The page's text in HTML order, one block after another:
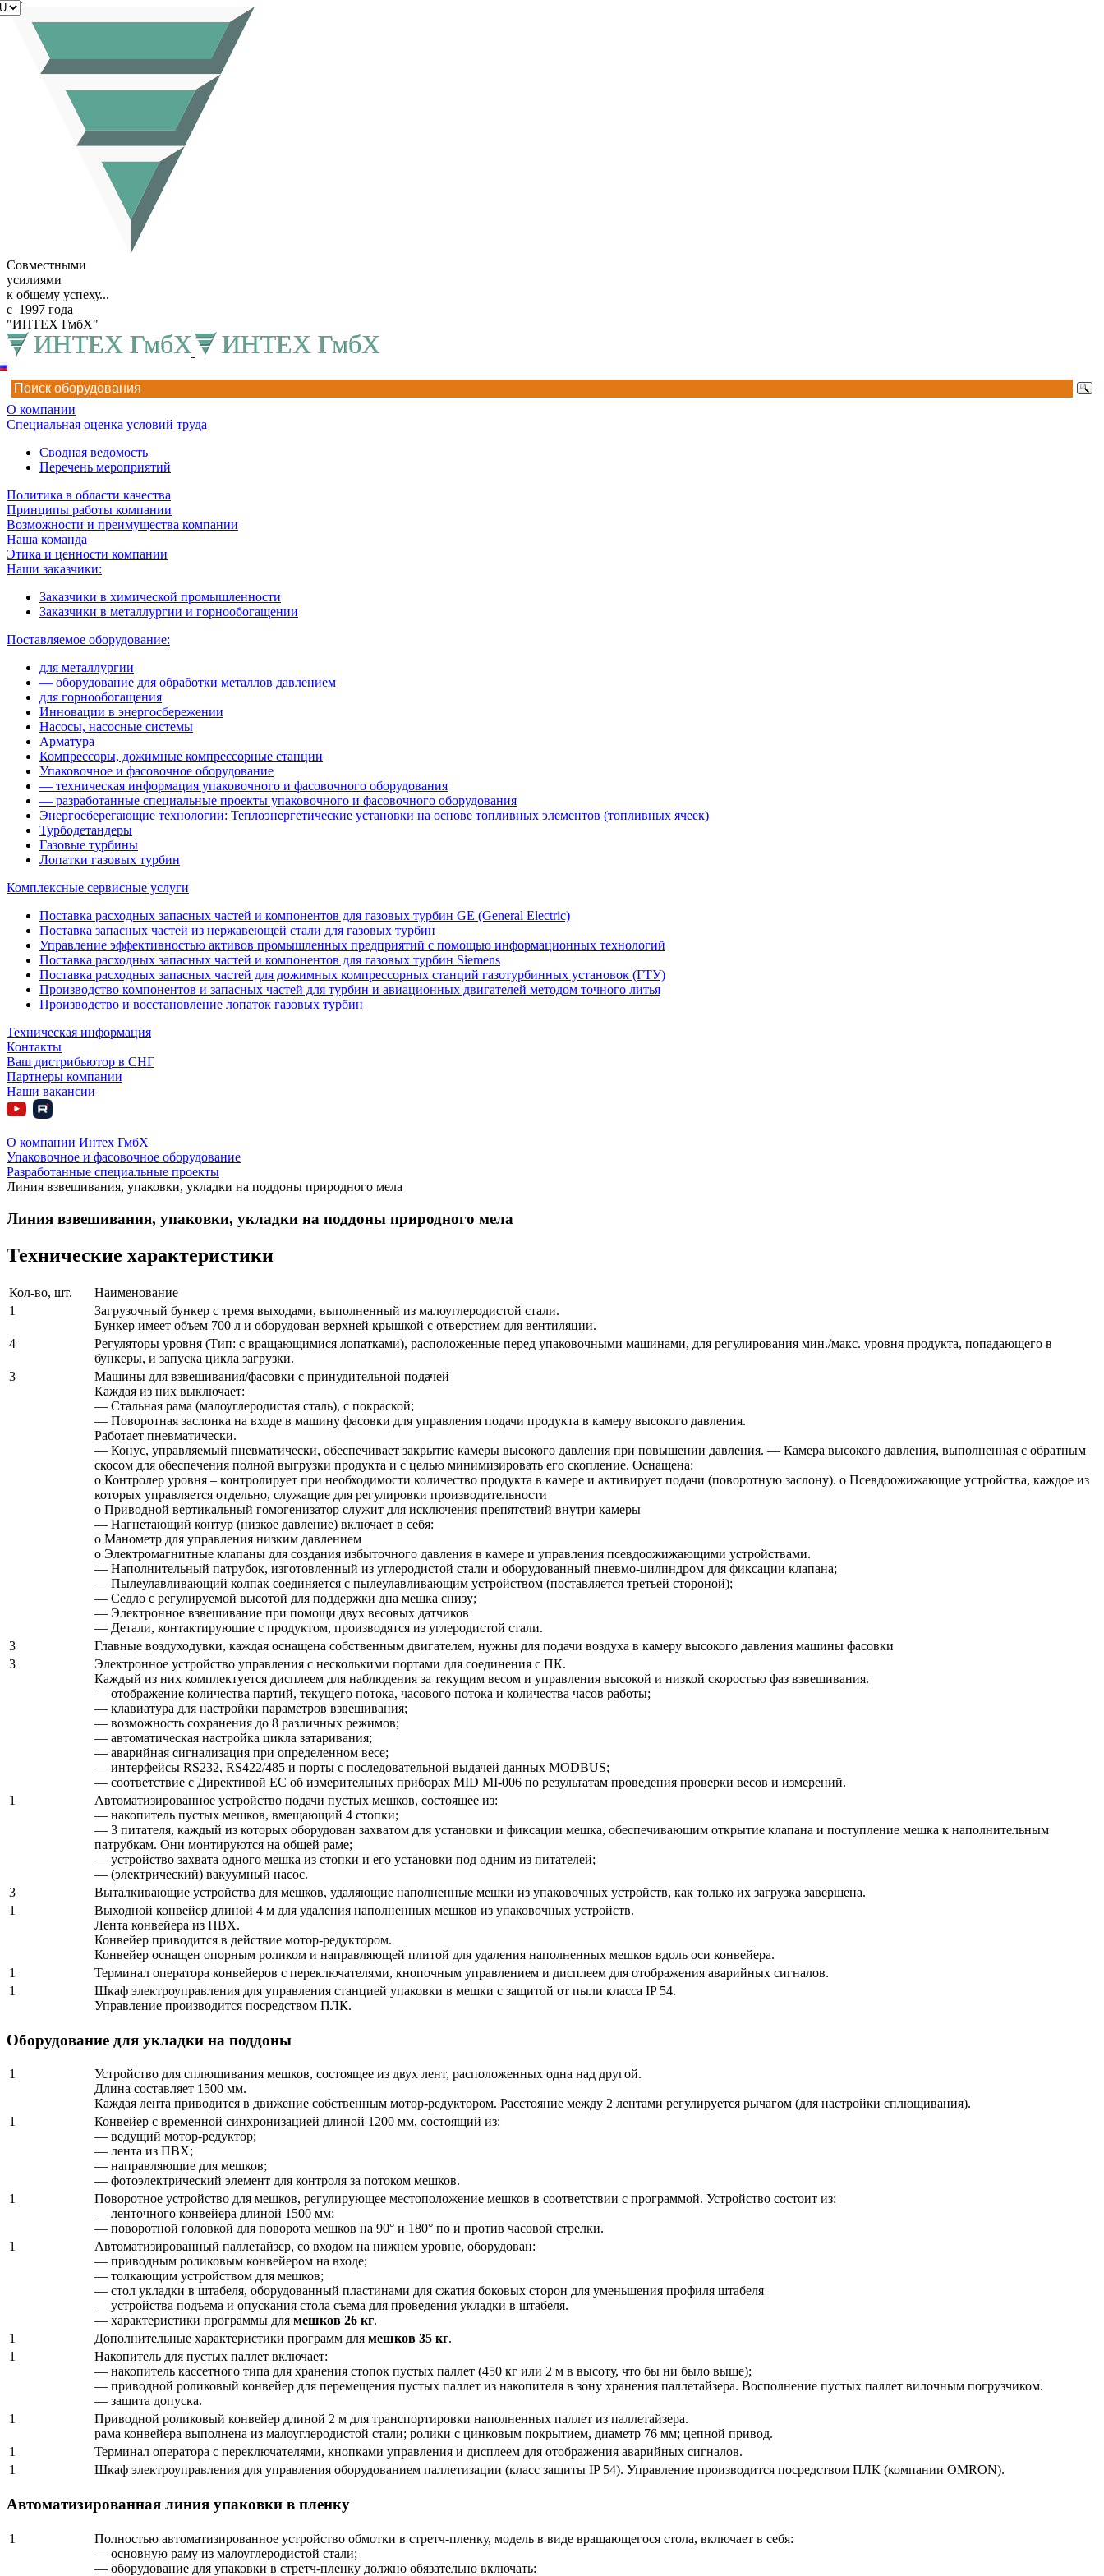
Совместными
усилиями
к общему успеху...
с 1997 года
"ИНТЕХ ГмбХ"
RU
О компании
Специальная оценка условий труда
Сводная ведомость
Перечень мероприятий
Политика в области качества
Принципы работы компании
Возможности и преимущества компании
Наша команда
Этика и ценности компании
Наши заказчики:
Заказчики в химической промышленности
Заказчики в металлургии и горнообогащении
Поставляемое оборудование:
для металлургии
— оборудование для обработки металлов давлением
для горнообогащения
Инновации в энергосбережении
Насосы, насосные системы
Арматура
Компрессоры, дожимные компрессорные станции
Упаковочное и фасовочное оборудование
— техническая информация упаковочного и фасовочного оборудования
— разработанные специальные проекты упаковочного и фасовочного оборудования
Энергосберегающие технологии: Теплоэнергетические установки на основе топливных элементов (топливных ячеек)
Турбодетандеры
Газовые турбины
Лопатки газовых турбин
Комплексные сервисные услуги
Поставка расходных запасных частей и компонентов для газовых турбин GE (General Electric)
Поставка запасных частей из нержавеющей стали для газовых турбин
Управление эффективностью активов промышленных предприятий с помощью информационных технологий
Поставка расходных запасных частей и компонентов для газовых турбин Siemens
Поставка расходных запасных частей для дожимных компрессорных станций газотурбинных установок (ГТУ)
Производство компонентов и запасных частей для турбин и авиационных двигателей методом точного литья
Производство и восстановление лопаток газовых турбин
Техническая информация
Контакты
Ваш дистрибьютор в СНГ
Партнеры компании
Наши вакансии
О компании Интех ГмбХ
Упаковочное и фасовочное оборудование
Разработанные специальные проекты
Линия взвешивания, упаковки, укладки на поддоны природного мела
Линия взвешивания, упаковки, укладки на поддоны природного мела
Технические характеристики
Кол-во, шт.
Наименование
1
Загрузочный бункер с тремя выходами, выполненный из малоуглеродистой стали.
Бункер имеет объем 700 л и оборудован верхней крышкой с отверстием для вентиляции.
4
Регуляторы уровня (Тип: с вращающимися лопатками), расположенные перед упаковочными машинами, для регулирования мин./макс. уровня продукта, попадающего в
бункеры, и запуска цикла загрузки.
3
Машины для взвешивания/фасовки с принудительной подачей
Каждая из них выключает:
— Стальная рама (малоуглеродистая сталь), с покраской;
— Поворотная заслонка на входе в машину фасовки для управления подачи продукта в камеру высокого давления.
Работает пневматически.
— Конус, управляемый пневматически, обеспечивает закрытие камеры высокого давления при повышении давления. — Камера высокого давления, выполненная с обратным
скосом для обеспечения полной выгрузки продукта и с целью минимизировать его скопление. Оснащена:
o Контролер уровня – контролирует при необходимости количество продукта в камере и активирует подачи (поворотную заслону). o Псевдоожижающие устройства, каждое из
которых управляется отдельно, служащие для регулировки производительности
o Приводной вертикальный гомогенизатор служит для исключения препятствий внутри камеры
— Нагнетающий контур (низкое давление) включает в себя:
o Манометр для управления низким давлением
o Электромагнитные клапаны для создания избыточного давления в камере и управления псевдоожижающими устройствами.
— Наполнительный патрубок, изготовленный из углеродистой стали и оборудованный пневмо-цилиндром для фиксации клапана;
— Пылеулавливающий колпак соединяется с пылеулавливающим устройством (поставляется третьей стороной);
— Седло с регулируемой высотой для поддержки дна мешка снизу;
— Электронное взвешивание при помощи двух весовых датчиков
— Детали, контактирующие с продуктом, производятся из углеродистой стали.
3
Главные воздуходувки, каждая оснащена собственным двигателем, нужны для подачи воздуха в камеру высокого давления машины фасовки
3
Электронное устройство управления с несколькими портами для соединения с ПК.
Каждый из них комплектуется дисплеем для наблюдения за текущим весом и управления высокой и низкой скоростью фаз взвешивания.
— отображение количества партий, текущего потока, часового потока и количества часов работы;
— клавиатура для настройки параметров взвешивания;
— возможность сохранения до 8 различных режимов;
— автоматическая настройка цикла затаривания;
— аварийная сигнализация при определенном весе;
— интерфейсы RS232, RS422/485 и порты с последовательной выдачей данных MODBUS;
— соответствие с Директивой ЕС об измерительных приборах MID MI-006 по результатам проведения проверки весов и измерений.
1
Автоматизированное устройство подачи пустых мешков, состоящее из:
— накопитель пустых мешков, вмещающий 4 стопки;
— 3 питателя, каждый из которых оборудован захватом для установки и фиксации мешка, обеспечивающим открытие клапана и поступление мешка к наполнительным
патрубкам. Они монтируются на общей раме;
— устройство захвата одного мешка из стопки и его установки под одним из питателей;
— (электрический) вакуумный насос.
3
Выталкивающие устройства для мешков, удаляющие наполненные мешки из упаковочных устройств, как только их загрузка завершена.
1
Выходной конвейер длиной 4 м для удаления наполненных мешков из упаковочных устройств.
Лента конвейера из ПВХ.
Конвейер приводится в действие мотор-редуктором.
Конвейер оснащен опорным роликом и направляющей плитой для удаления наполненных мешков вдоль оси конвейера.
1
Терминал оператора конвейеров с переключателями, кнопочным управлением и дисплеем для отображения аварийных сигналов.
1
Шкаф электроуправления для управления станцией упаковки в мешки с защитой от пыли класса IP 54.
Управление производится посредством ПЛК.
Оборудование для укладки на поддоны
1
Устройство для сплющивания мешков, состоящее из двух лент, расположенных одна над другой.
Длина составляет 1500 мм.
Каждая лента приводится в движение собственным мотор-редуктором. Расстояние между 2 лентами регулируется рычагом (для настройки сплющивания).
1
Конвейер с временной синхронизацией длиной 1200 мм, состоящий из:
— ведущий мотор-редуктор;
— лента из ПВХ;
— направляющие для мешков;
— фотоэлектрический элемент для контроля за потоком мешков.
1
Поворотное устройство для мешков, регулирующее местоположение мешков в соответствии с программой. Устройство состоит из:
— ленточного конвейера длиной 1500 мм;
— поворотной головкой для поворота мешков на 90° и 180° по и против часовой стрелки.
1
Автоматизированный паллетайзер, со входом на нижнем уровне, оборудован:
— приводным роликовым конвейером на входе;
— толкающим устройством для мешков;
— стол укладки в штабеля, оборудованный пластинами для сжатия боковых сторон для уменьшения профиля штабеля
— устройства подъема и опускания стола съема для проведения укладки в штабеля.
— характеристики программы для мешков 26 кг.
1
Дополнительные характеристики программ для мешков 35 кг.
1
Накопитель для пустых паллет включает:
— накопитель кассетного типа для хранения стопок пустых паллет (450 кг или 2 м в высоту, что бы ни было выше);
— приводной роликовый конвейер для перемещения пустых паллет из накопителя в зону хранения паллетайзера. Восполнение пустых паллет вилочным погрузчиком.
— защита допуска.
1
Приводной роликовый конвейер длиной 2 м для транспортировки наполненных паллет из паллетайзера.
рама конвейера выполнена из малоуглеродистой стали; ролики с цинковым покрытием, диаметр 76 мм; цепной привод.
1
Терминал оператора с переключателями, кнопками управления и дисплеем для отображения аварийных сигналов.
1
Шкаф электроуправления для управления оборудованием паллетизации (класс защиты IP 54). Управление производится посредством ПЛК (компании OMRON).
Автоматизированная линия упаковки в пленку
1
Полностью автоматизированное устройство обмотки в стретч-пленку, модель в виде вращающегося стола, включает в себя:
— основную раму из малоуглеродистой стали;
— оборудование для упаковки в стретч-пленку должно обязательно включать: